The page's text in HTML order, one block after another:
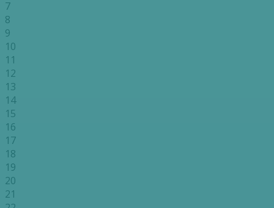
7
8
9
10
11
12
13
14
15
16
17
18
19
20
21